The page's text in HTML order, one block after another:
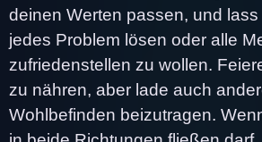
deinen Werten passen, und
jedes Problem lösen oder alle
zufriedenstellen zu wollen.
zu nähren, aber lade auch
Wohlbefinden beizutragen.